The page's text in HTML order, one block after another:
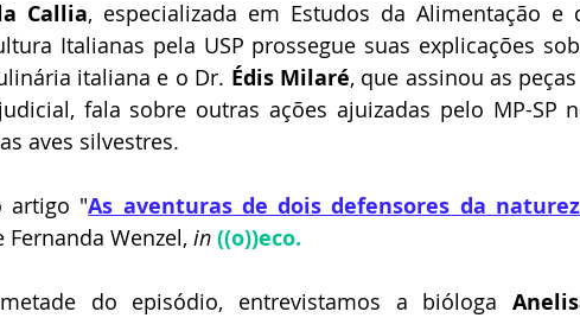
Callia, especializada em Estudos da Alimentação e
Italianas pela USP prossegue suas explicações
italiana e o Dr. Édis Milaré, que assinou as
fala sobre outras ações ajuizadas pelo MP-SP
aves silvestres.
artigo "As aventuras de dois defensores da
Fernanda Wenzel, in ((o))eco.
do episódio, entrevistamos a bióloga